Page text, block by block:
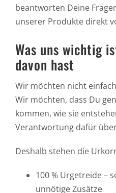
beantworten Deine
unserer Produkte direkt
Was uns wichtig
davon hast
Wir möchten nicht
Wir möchten, dass Du
kommen, wie sie
Verantwortung dafür
Deshalb stehen die
100 % Urgetreide –
unnötige Zusätze